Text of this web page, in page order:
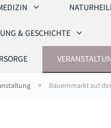
& GESCHICHTE
» Bauernmarkt auf